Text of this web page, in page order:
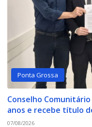
Ponta Grossa
Conselho
anos e recebe título
07/08/2026